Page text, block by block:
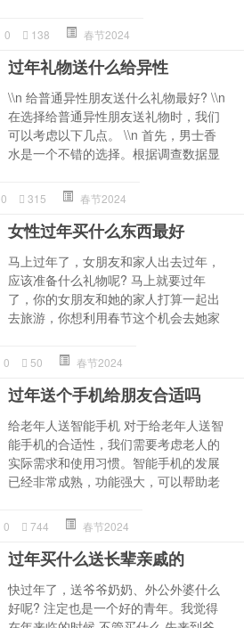
0 138 春节2024
过年礼物送什么给异性
\\n 给普通异性朋友送什么礼物最好? \\n
在选择给普通异性朋友送礼物时，我们
可以考虑以下几点。 \\n 首先，男士香
水是一个不错的选择。根据调查数据显
0 315 春节2024
女性过年买什么东西最好
马上过年了，女朋友和家人出去过年，
应该准备什么礼物呢? 马上就要过年
了，你的女朋友和她的家人打算一起出
去旅游，你想利用春节这个机会去她家
0 50 春节2024
过年送个手机给朋友合适吗
给老年人送智能手机 对于给老年人送智
能手机的合适性，我们需要考虑老人的
实际需求和使用习惯。智能手机的发展
已经非常成熟，功能强大，可以帮助老
0 744 春节2024
过年买什么送长辈亲戚的
快过年了，送爷爷奶奶、外公外婆什么
好呢? 注定也是一个好的青年。我觉得